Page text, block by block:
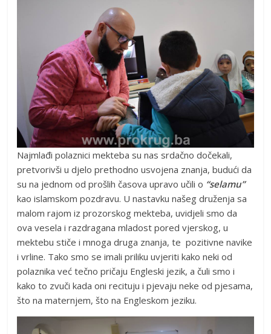
Najmlađi polaznici mekteba su nas srdačno dočekali,
pretvorivši u djelo prethodno usvojena znanja, budući da
su na jednom od prošlih časova upravo učili o “selamu”
kao islamskom pozdravu. U nastavku našeg druženja sa
malom rajom iz prozorskog mekteba, uvidjeli smo da
ova vesela i razdragana mladost pored vjerskog, u
mektebu stiče i mnoga druga znanja, te pozitivne navike
i vrline. Tako smo se imali priliku uvjeriti kako neki od
polaznika već tečno pričaju Engleski jezik, a čuli smo i
kako to zvuči kada oni recituju i pjevaju neke od pjesama,
što na maternjem, što na Engleskom jeziku.